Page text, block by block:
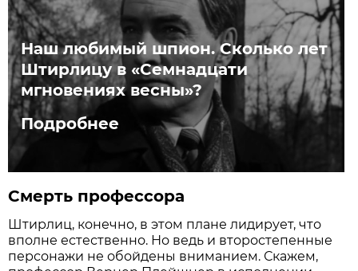
Наш любимый шпион. Сколько лет
Штирлицу в «Семнадцати
мгновениях весны»?
Подробнее
Смерть профессора
Штирлиц, конечно, в этом плане лидирует, что
вполне естественно. Но ведь и второстепенные
персонажи не обойдены вниманием. Скажем,